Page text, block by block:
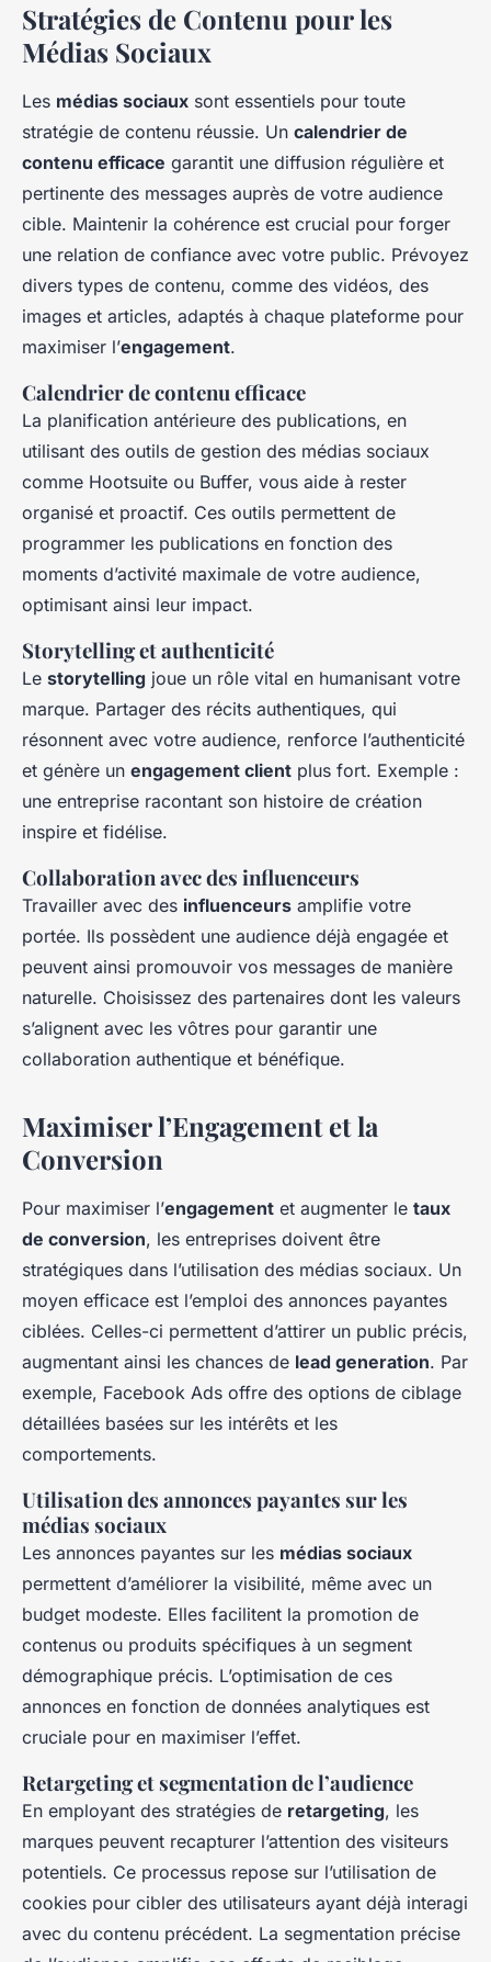
Stratégies de Contenu pour les
Médias Sociaux
Les médias sociaux sont essentiels pour toute
stratégie de contenu réussie. Un calendrier de
contenu efficace garantit une diffusion régulière et
pertinente des messages auprès de votre audience
cible. Maintenir la cohérence est crucial pour forger
une relation de confiance avec votre public. Prévoyez
divers types de contenu, comme des vidéos, des
images et articles, adaptés à chaque plateforme pour
maximiser l’engagement.
Calendrier de contenu efficace
La planification antérieure des publications, en
utilisant des outils de gestion des médias sociaux
comme Hootsuite ou Buffer, vous aide à rester
organisé et proactif. Ces outils permettent de
programmer les publications en fonction des
moments d’activité maximale de votre audience,
optimisant ainsi leur impact.
Storytelling et authenticité
Le storytelling joue un rôle vital en humanisant votre
marque. Partager des récits authentiques, qui
résonnent avec votre audience, renforce l’authenticité
et génère un engagement client plus fort. Exemple :
une entreprise racontant son histoire de création
inspire et fidélise.
Collaboration avec des influenceurs
Travailler avec des influenceurs amplifie votre
portée. Ils possèdent une audience déjà engagée et
peuvent ainsi promouvoir vos messages de manière
naturelle. Choisissez des partenaires dont les valeurs
s’alignent avec les vôtres pour garantir une
collaboration authentique et bénéfique.
Maximiser l’Engagement et la
Conversion
Pour maximiser l’engagement et augmenter le taux
de conversion, les entreprises doivent être
stratégiques dans l’utilisation des médias sociaux. Un
moyen efficace est l’emploi des annonces payantes
ciblées. Celles-ci permettent d’attirer un public précis,
augmentant ainsi les chances de lead generation. Par
exemple, Facebook Ads offre des options de ciblage
détaillées basées sur les intérêts et les
comportements.
Utilisation des annonces payantes sur les
médias sociaux
Les annonces payantes sur les médias sociaux
permettent d’améliorer la visibilité, même avec un
budget modeste. Elles facilitent la promotion de
contenus ou produits spécifiques à un segment
démographique précis. L’optimisation de ces
annonces en fonction de données analytiques est
cruciale pour en maximiser l’effet.
Retargeting et segmentation de l’audience
En employant des stratégies de retargeting, les
marques peuvent recapturer l’attention des visiteurs
potentiels. Ce processus repose sur l’utilisation de
cookies pour cibler des utilisateurs ayant déjà interagi
avec du contenu précédent. La segmentation précise